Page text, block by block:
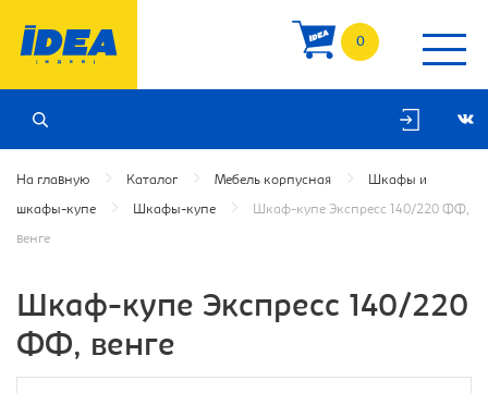
0
На главную Каталог Мебель корпусная Шкафы и
шкафы-купе Шкафы-купе Шкаф-купе Экспресс 140/220 ФФ,
венге
Шкаф-купе Экспресс 140/220
ФФ, венге